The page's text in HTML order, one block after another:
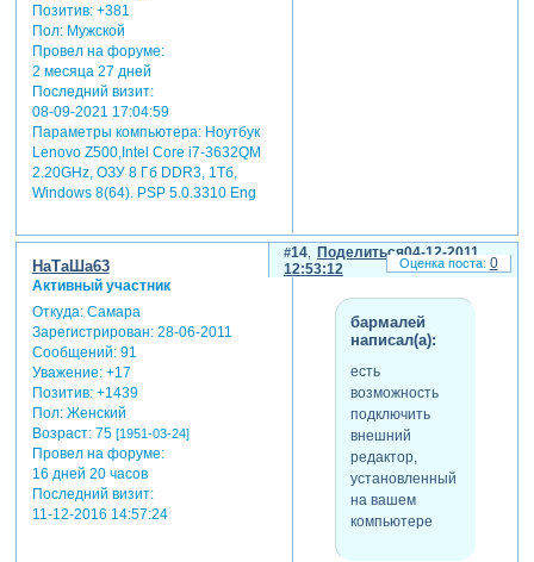
Позитив: +381
Пол:Мужской
Провел на форуме:
2 месяца 27 дней
Последний визит:
08-09-2021 17:04:59
Параметры компьютера:Ноутбук
Lenovo Z500,Intel Core i7-3632QM
2.20GHz, ОЗУ 8 Гб DDR3, 1Тб,
Windows 8(64). PSP 5.0.3310 Eng
Поделиться
14
04-12-2011
12:53:12
НаТаШа63
Активный участник
Откуда:Самара
Зарегистрирован: 28-06-2011
Сообщений:91
Уважение: +17
Позитив: +1439
Пол:Женский
Возраст:75 [1951-03-24]
Провел на форуме:
16 дней 20 часов
Последний визит:
11-12-2016 14:57:24
бармалей
написал(а):
есть
возможность
подключить
внешний
редактор,
установленный
на вашем
компьютере
0